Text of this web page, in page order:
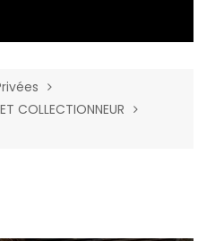
COLLECTIONNEUR